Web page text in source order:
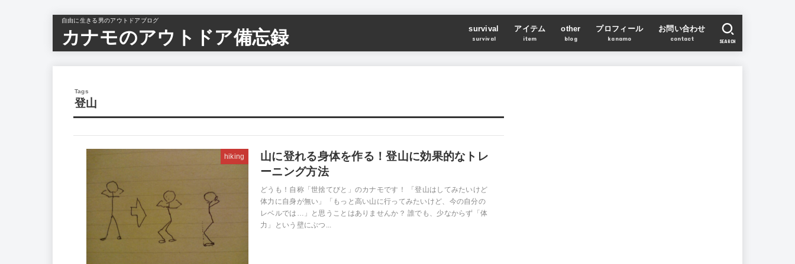
自由に生きる男のアウトドアブログ
カナモのアウトドア備忘録 survival
survival
アイテム
item
other
blog
プロフィール
kanamo
お問い合わせ
contact SEARCH
登山
hiking
山に登れる身体を作る！登山に効果的なトレ
ーニング方法
どうも！自称「世捨てびと」のカナモです！ 「登山はしてみたいけど
体力に自身が無い」「もっと高い山に行ってみたいけど、今の自分の
レベルでは…」と思うことはありませんか？ 誰でも、少なからず「体
力」という壁にぶつ...